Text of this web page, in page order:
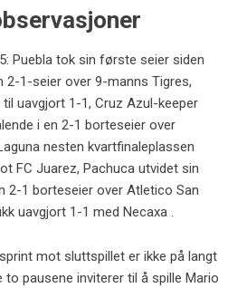
Puebla tok sin første seier siden
2-1-seier over 9-manns Tigres,
uavgjort 1-1, Cruz Azul-keeper
i en 2-1 borteseier over
nesten kvartfinaleplassen
FC Juarez, Pachuca utvidet sin
2-1 borteseier over Atletico San
uavgjort 1-1 med Necaxa .
mot sluttspillet er ikke på langt
pausene inviterer til å spille Mario